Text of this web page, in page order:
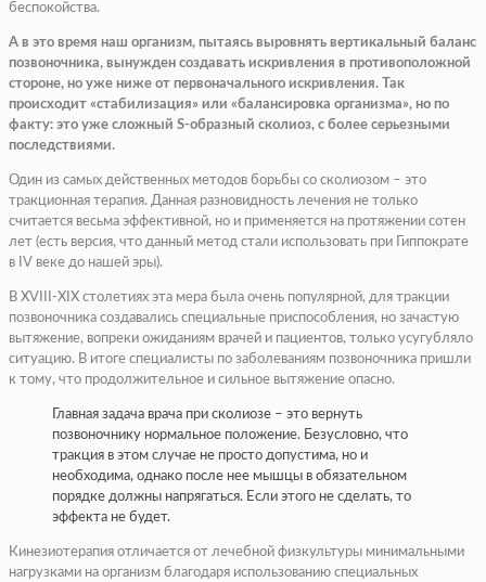
беспокойства.
А в это время наш организм, пытаясь выровнять вертикальный баланс
позвоночника, вынужден создавать искривления в противоположной
стороне, но уже ниже от первоначального искривления. Так
происходит «стабилизация» или «балансировка организма», но по
факту: это уже сложный S-образный сколиоз, с более серьезными
последствиями.
Один из самых действенных методов борьбы со сколиозом – это
тракционная терапия. Данная разновидность лечения не только
считается весьма эффективной, но и применяется на протяжении сотен
лет (есть версия, что данный метод стали использовать при Гиппократе
в IV веке до нашей эры).
В XVIII-XIX столетиях эта мера была очень популярной, для тракции
позвоночника создавались специальные приспособления, но зачастую
вытяжение, вопреки ожиданиям врачей и пациентов, только усугубляло
ситуацию. В итоге специалисты по заболеваниям позвоночника пришли
к тому, что продолжительное и сильное вытяжение опасно.
Главная задача врача при сколиозе – это вернуть
позвоночнику нормальное положение. Безусловно, что
тракция в этом случае не просто допустима, но и
необходима, однако после нее мышцы в обязательном
порядке должны напрягаться. Если этого не сделать, то
эффекта не будет.
Кинезиотерапия отличается от лечебной физкультуры минимальными
нагрузками на организм благодаря использованию специальных